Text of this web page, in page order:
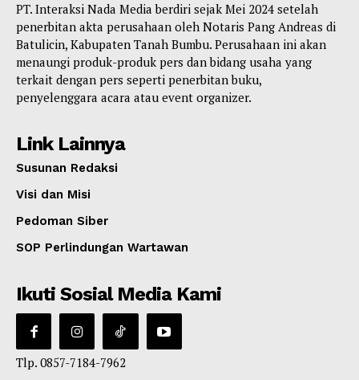
PT. Interaksi Nada Media berdiri sejak Mei 2024 setelah
penerbitan akta perusahaan oleh Notaris Pang Andreas di
Batulicin, Kabupaten Tanah Bumbu. Perusahaan ini akan
menaungi produk-produk pers dan bidang usaha yang
terkait dengan pers seperti penerbitan buku,
penyelenggara acara atau event organizer.
Link Lainnya
Susunan Redaksi
Visi dan Misi
Pedoman Siber
SOP Perlindungan Wartawan
Ikuti Sosial Media Kami
Tlp. 0857-7184-7962